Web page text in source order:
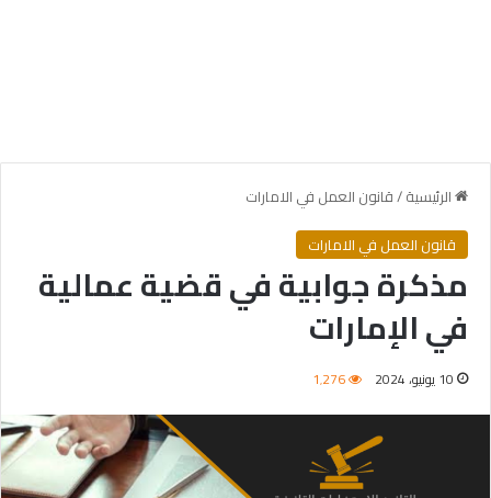
الرئيسية/قانون العمل في الامارات
قانون العمل في الامارات
مذكرة جوابية في قضية عمالية
في الإمارات
10 يونيو، 2024 1٬276